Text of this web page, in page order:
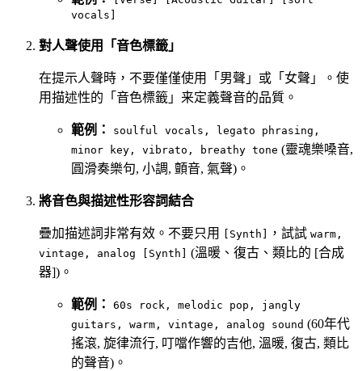
vocals]
對人聲使用「音色標籤」
在提示人聲時，不要僅僅使用「男聲」或「女聲」。使
用描述性的「音色標籤」来定義聲音的品質。
範例：
soulful vocals, legato phrasing,
minor key, vibrato, breathy tone (靈魂樂嗓音,
圓滑奏樂句, 小調, 顫音, 氣聲)。
將音色與描述性形容詞結合
疊加描述詞非常有效。不要只用 [Synth] ，試試 warm,
vintage, analog [Synth]
(溫暖、復古、類比的 [合成
器])。
範例：
60s rock, melodic pop, jangly
guitars, warm, vintage, analog sound (60年代
搖滾, 旋律流行, 叮噹作響的吉他, 溫暖, 復古, 類比
的聲音)。